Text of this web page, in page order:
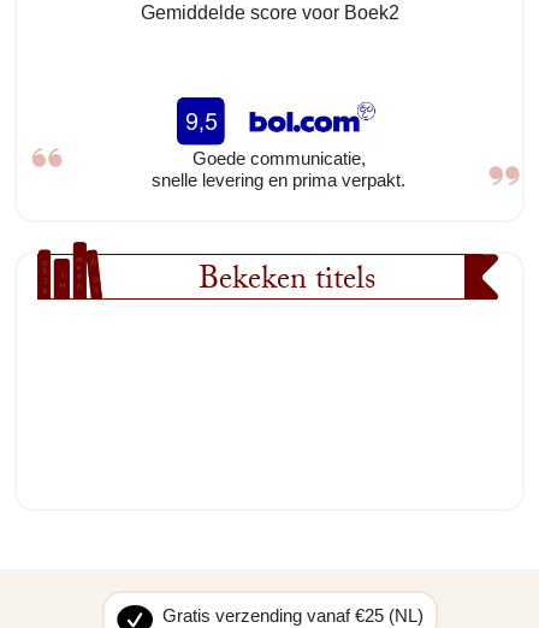
Gemiddelde score voor Boek2
Goede communicatie,
snelle levering en prima verpakt.
Bekeken titels
Gratis verzending vanaf €25 (NL)